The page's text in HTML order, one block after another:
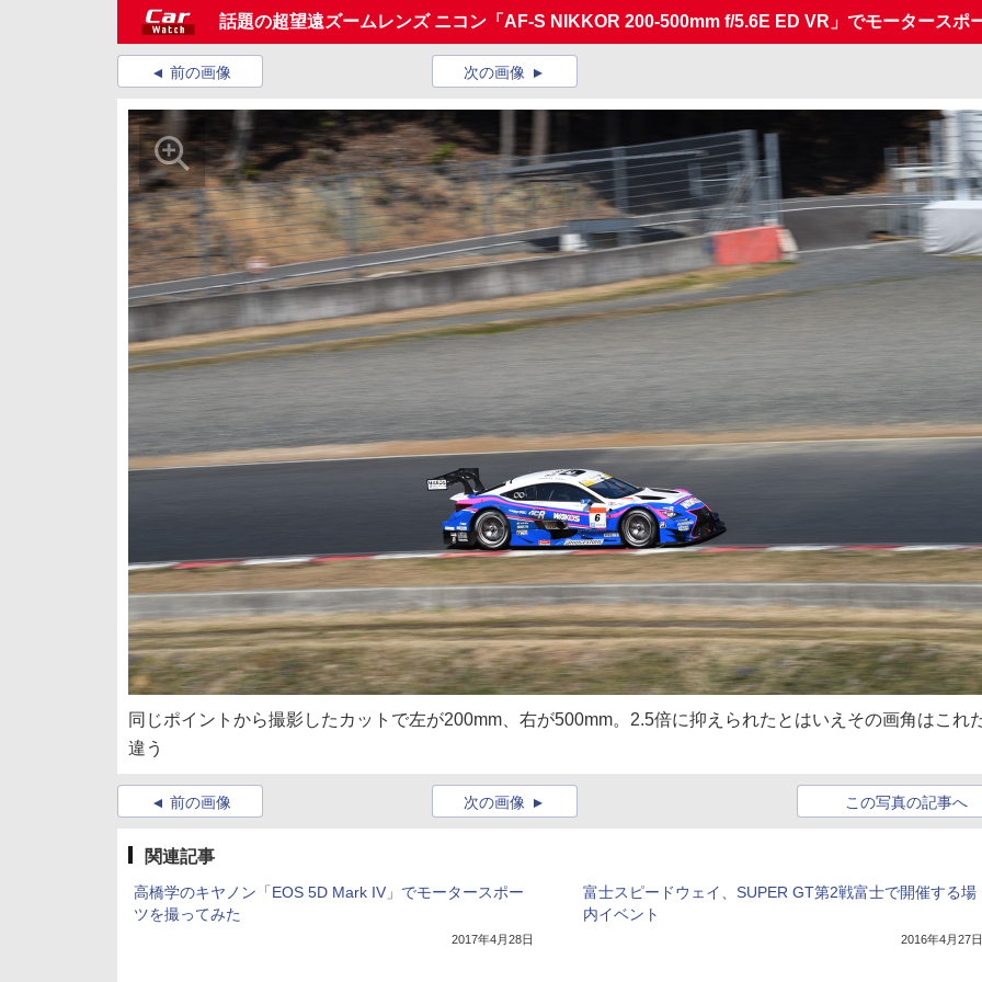
話題の超望遠ズームレンズ ニコン「AF-S NIKKOR 200-500mm f/5.6E ED VR」でモータースポ
前の画像 次の画像
同じポイントから撮影したカットで左が200mm、右が500mm。2.5倍に抑えられたとはいえその画角はこれ
違う
前の画像 この写真の記事へ
次の画像
関連記事
高橋学のキヤノン「EOS 5D Mark IV」でモータースポー
ツを撮ってみた
2017年4月28日
富士スピードウェイ、SUPER GT第2戦富士で開催する場
内イベント
2016年4月27日